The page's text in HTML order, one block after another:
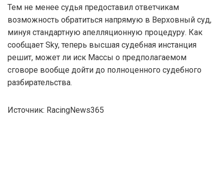
Тем не менее судья предоставил ответчикам
возможность обратиться напрямую в Верховный суд,
минуя стандартную апелляционную процедуру. Как
сообщает Sky, теперь высшая судебная инстанция
решит, может ли иск Массы о предполагаемом
сговоре вообще дойти до полноценного судебного
разбирательства.
Источник: RacingNews365